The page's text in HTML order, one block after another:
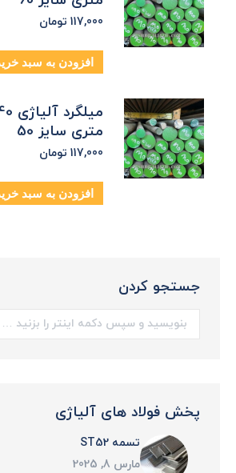
117,000 تومان
افزودن به سبد
متری سایز 50
117,000 تومان
افزودن به سبد
جستجو کردن
جستجو:
پخش فولاد های آلیاژی
تسمه ST52
مارس 8, 2025